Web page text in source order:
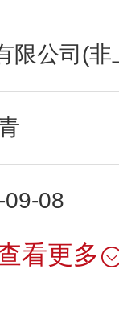
限公司(非
08
看更多